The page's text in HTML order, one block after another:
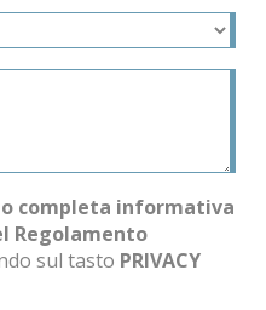
completa informativa
Regolamento
sul tasto PRIVACY